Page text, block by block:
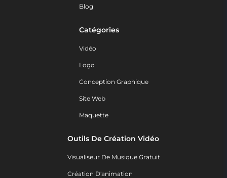
Blog
Catégories
Vidéo
Logo
Conception Graphique
Site Web
Maquette
Outils De Création Vidéo
Visualiseur De Musique Gratuit
Création D'animation